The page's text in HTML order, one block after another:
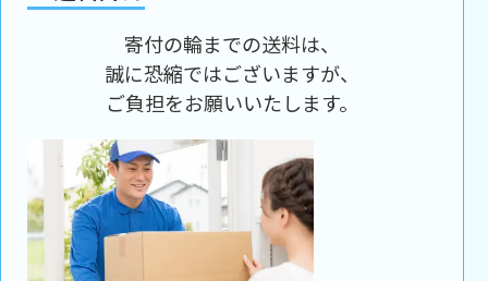
寄付の輪までの送料は、
誠に恐縮ではございますが、
ご負担をお願いいたします。